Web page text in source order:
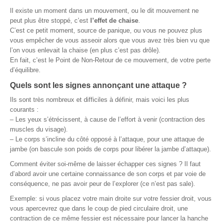
Il existe un moment dans un mouvement, ou le dit mouvement ne
peut plus être stoppé, c’est l’effet de chaise
C’est ce petit moment, source de panique, ou vous ne pouvez plus
vous empêcher de vous asseoir alors que vous avez très bien vu que
l’on vous enlevait la chaise (en plus c’est pas drôle).
En fait, c’est le Point de Non-Retour de ce mouvement, de votre perte
d’équilibre.
Quels sont les signes annonçant une attaque ?
Ils sont très nombreux et difficiles à définir, mais voici les plus
courants :
– Les yeux s’étrécissent, à cause de l’effort à venir (contraction des
muscles du visage).
– Le corps s’incline du côté opposé à l’attaque, pour une attaque de
jambe (on bascule son poids de corps pour libérer la jambe d’attaque).
Comment éviter soi-même de laisser échapper ces signes ? Il faut
d’abord avoir une certaine connaissance de son corps et par voie de
conséquence, ne pas avoir peur de l’explorer (ce n’est pas sale).
Exemple: si vous placez votre main droite sur votre fessier droit, vous
vous apercevrez que dans le coup de pied circulaire droit, une
contraction de ce même fessier est nécessaire pour lancer la hanche